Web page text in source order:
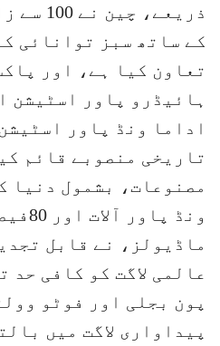
ذریعے،
کے ساتھ سبز توانائی
تعاون کیا ہے، اور
ہائیڈرو پاور اسٹیشن
اداما ونڈ پاور
تاریخی منصوبے قائم
ونڈ
ماڈیولز، نے قابل
عالمی لاگت کو کافی حد
پون بجلی اور فوٹو